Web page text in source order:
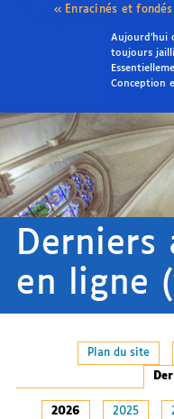
« Enracinés et
Aujourd’hui
toujours
Conception
Derniers
en ligne
Plan du site
2026 2025